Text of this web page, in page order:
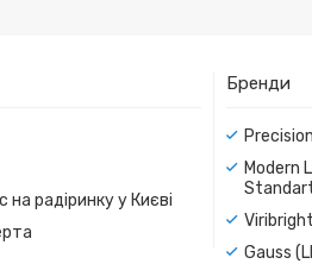
на радіринку у Києві
Бренди
Modern
Viribright
Gauss